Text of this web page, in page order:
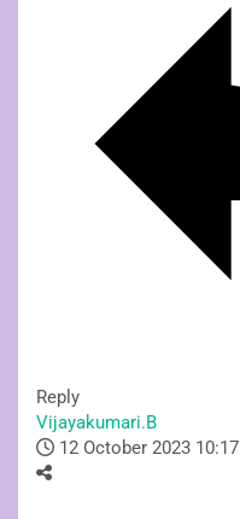
Reply
Vijayakumari.B
12 October 2023 10:17